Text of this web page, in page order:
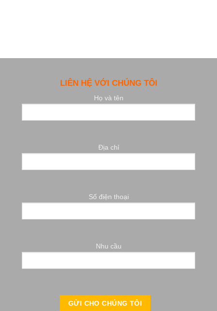
LIÊN HỆ VỚI CHÚNG TÔI
Họ và tên
Địa chỉ
Số điện thoại
Nhu cầu